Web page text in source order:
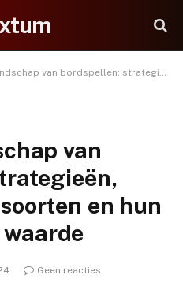
strategieën, geschiedenis, soorten en hun pedagogische waarde
van
en hun
Geen reacties